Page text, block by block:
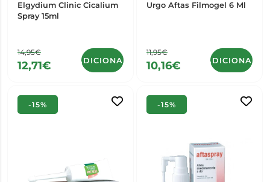
Elgydium Clinic Cicalium
Spray 15ml
14,95€
12,71€ ADICIONAR
Urgo Aftas Filmogel 6 Ml
11,95€
10,16€ ADICIONAR
-15% -15%